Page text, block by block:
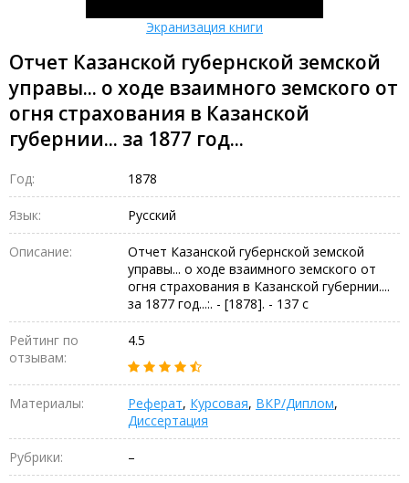
Экранизация книги
Отчет Казанской губернской земской
управы... о ходе взаимного земского от
огня страхования в Казанской
губернии... за 1877 год...
Год: 1878
Язык: Русский
Описание:
Отчет Казанской губернской земской
управы... о ходе взаимного земского от
огня страхования в Казанской губернии....
за 1877 год...:. - [1878]. - 137 с
Рейтинг по
отзывам:
4.5
Материалы: Реферат, Курсовая, ВКР/Диплом,
Диссертация
Рубрики: –